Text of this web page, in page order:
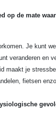
op de mate
Je kunt
veranderen en
maakt je
fietsen